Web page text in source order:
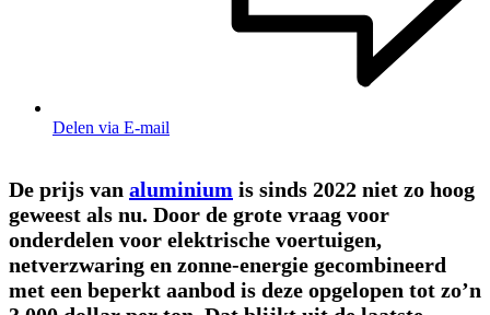
Delen via E-mail
De prijs van aluminium is sinds 2022 niet zo hoog
geweest als nu. Door de grote vraag voor
onderdelen voor elektrische voertuigen,
netverzwaring en zonne-energie gecombineerd
met een beperkt aanbod is deze opgelopen tot zo’n